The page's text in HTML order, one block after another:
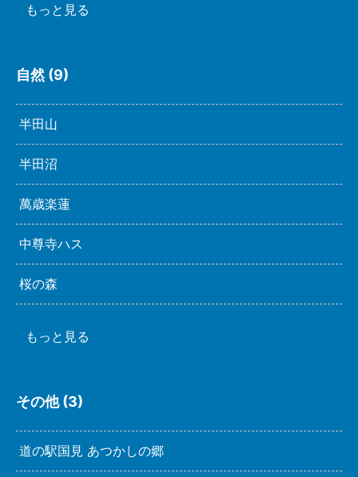
もっと見る
自然 (9)
半田山
半田沼
萬歳楽蓮
中尊寺ハス
桜の森
もっと見る
その他 (3)
道の駅国見 あつかしの郷